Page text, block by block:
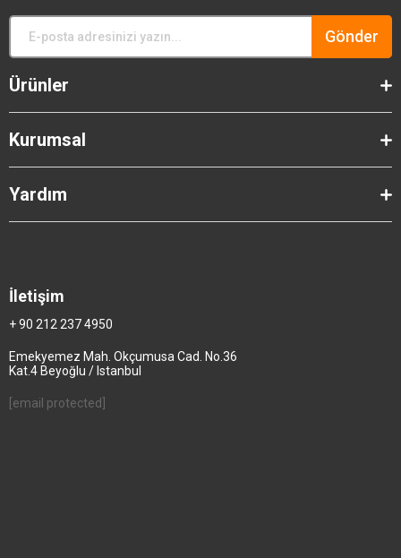
Gönder
Ürünler
Kurumsal
Yardım
İletişim
+ 90 212 237 4950
Emekyemez Mah. Okçumusa Cad. No.36
Kat.4 Beyoğlu / Istanbul
[email protected]